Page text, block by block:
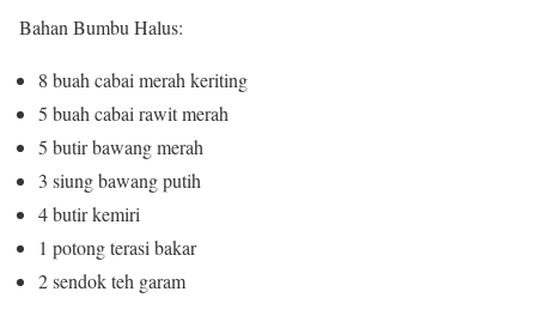
Bahan Bumbu Halus:
8 buah cabai merah keriting
5 buah cabai rawit merah
5 butir bawang merah
3 siung bawang putih
4 butir kemiri
1 potong terasi bakar
2 sendok teh garam